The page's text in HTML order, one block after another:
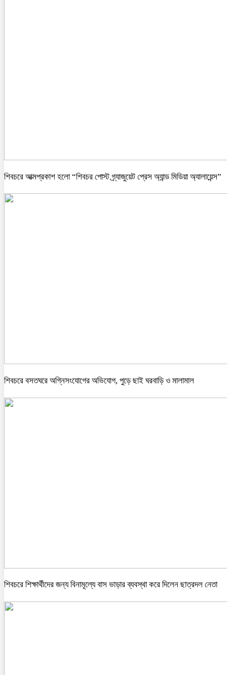
শিবচরে আত্মপ্রকাশ হলো “শিবচর পোস্ট গ্র্যাজুয়েট প্রেস অ্যান্ড মিডিয়া অ্যালায়েন্স”
শিবচরে বসতঘরে অগ্নিসংযোগের অভিযোগ, পুড়ে ছাই ঘরবাড়ি ও মালামাল
শিবচরে শিক্ষার্থীদের জন্য বিনামূল্যে বাস ভাড়ার ব্যবস্থা করে দিলেন ছাত্রদল নেতা